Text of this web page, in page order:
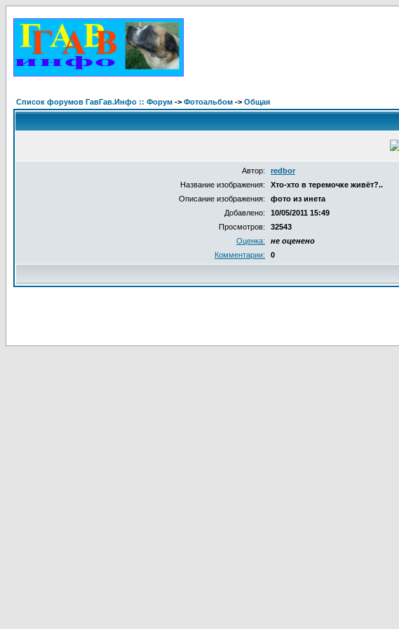
Список форумов ГавГав.Инфо :: Форум -> Фотоальбом -> Общая
Автор:
redbor
Название изображения:
Хто-хто в теремочке живёт?..
Описание изображения:
фото из инета
Добавлено:
10/05/2011 15:49
Просмотров:
32543
Оценка:
не оценено
Комментарии:
0